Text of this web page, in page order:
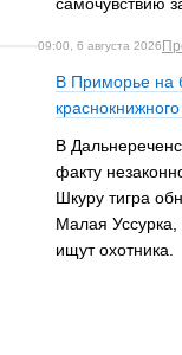
09:00, 6 августа 2026
В Приморье на
краснокнижного
В
факту
Шкуру тигра
Малая Уссурка,
ищут охотника.